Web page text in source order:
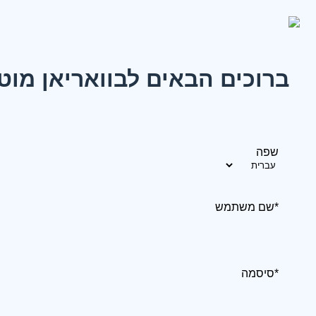
ברוכים הבאים לבוואריאן
שפה
*שם משתמש
*סיסמה